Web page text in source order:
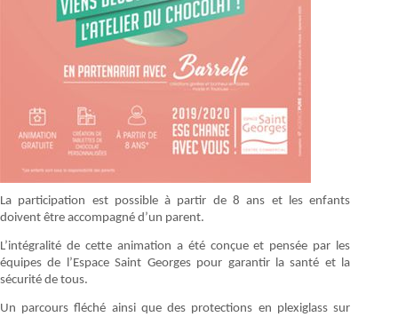
La participation est possible à partir de 8 ans et les enfants
doivent être accompagné d’un parent.
L’intégralité de cette animation a été conçue et pensée par les
équipes de l’Espace Saint Georges pour garantir la santé et la
sécurité de tous.
Un parcours fléché ainsi que des protections en plexiglass sur